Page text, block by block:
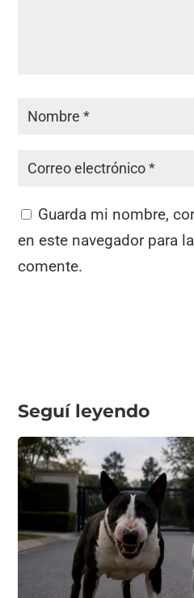
Guarda mi nombre,
en este navegador para
comente.
Seguí leyendo